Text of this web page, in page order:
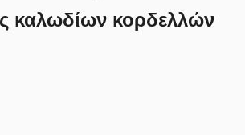
καλωδίων κορδελλών